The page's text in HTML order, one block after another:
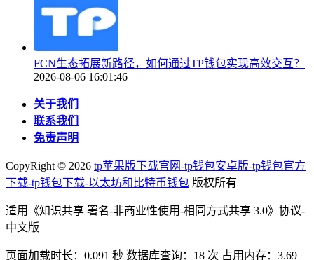
FCN生态拓展新路径，如何通过TP钱包实现高效交互？
2026-08-06 16:01:46
关于我们
联系我们
免责声明
CopyRight © 2026 tp苹果版下载官网-tp钱包安卓版-tp钱包官方
下载-tp钱包下载-以太坊和比特币钱包 版权所有
适用《知识共享 署名-非商业性使用-相同方式共享 3.0》协议-
中文版
页面加载时长：0.091 秒 数据库查询：18 次 占用内存：3.69